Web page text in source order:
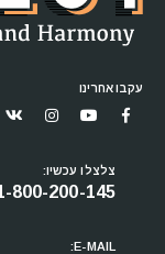
עקבו אחרינו
צלצלו עכשיו:
800-200-145
E-MAIL: